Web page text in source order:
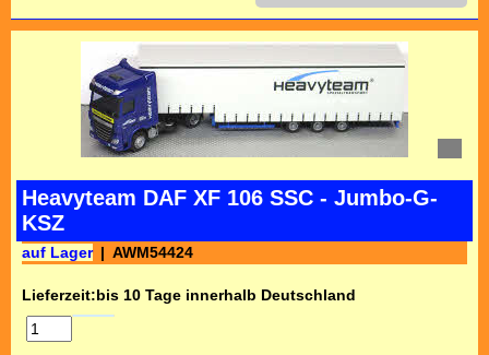
Heavyteam DAF XF 106 SSC - Jumbo-G-
KSZ
auf Lager AWM54424
Lieferzeit:bis 10 Tage innerhalb Deutschland